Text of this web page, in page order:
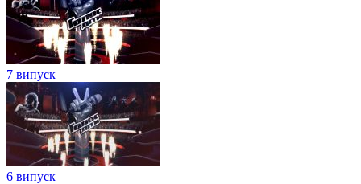
7 випуск
6 випуск